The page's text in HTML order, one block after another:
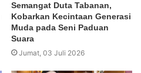
Semangat Duta Tabanan,
Kobarkan Kecintaan Generasi
Muda pada Seni Paduan
Suara
Jumat, 03 Juli 2026